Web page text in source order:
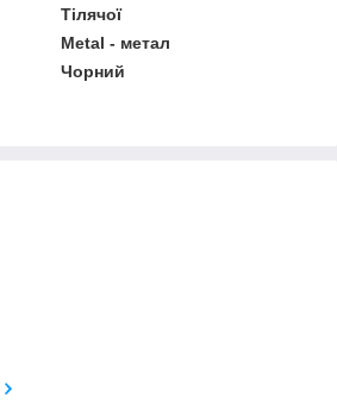
Тілячої
Metal - метал
Чорний